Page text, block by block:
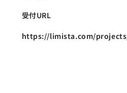
受付URL
https://limista.com/